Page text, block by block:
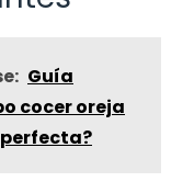
Guía
cocer oreja